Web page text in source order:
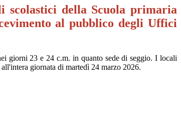
scolastici della Scuola primaria
al pubblico degli Uffici
giorni 23 e 24 c.m. in quanto sede di seggio. I locali
giornata di martedì 24 marzo 2026.